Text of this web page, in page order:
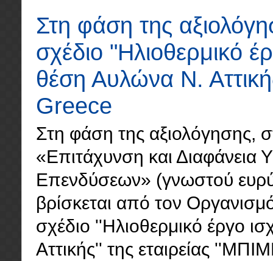
Στη φάση της
σχέδιο "Ηλιοθερμικό
θέση Αυλώνα Ν.
Greece
Στη φάση της αξιολόγησης,
«Επιτάχυνση και Διαφάνεια
Επενδύσεων» (γνωστού
βρίσκεται από τον
σχέδιο ''Ηλιοθερμικό έργο
Αττικής'' της εταιρείας